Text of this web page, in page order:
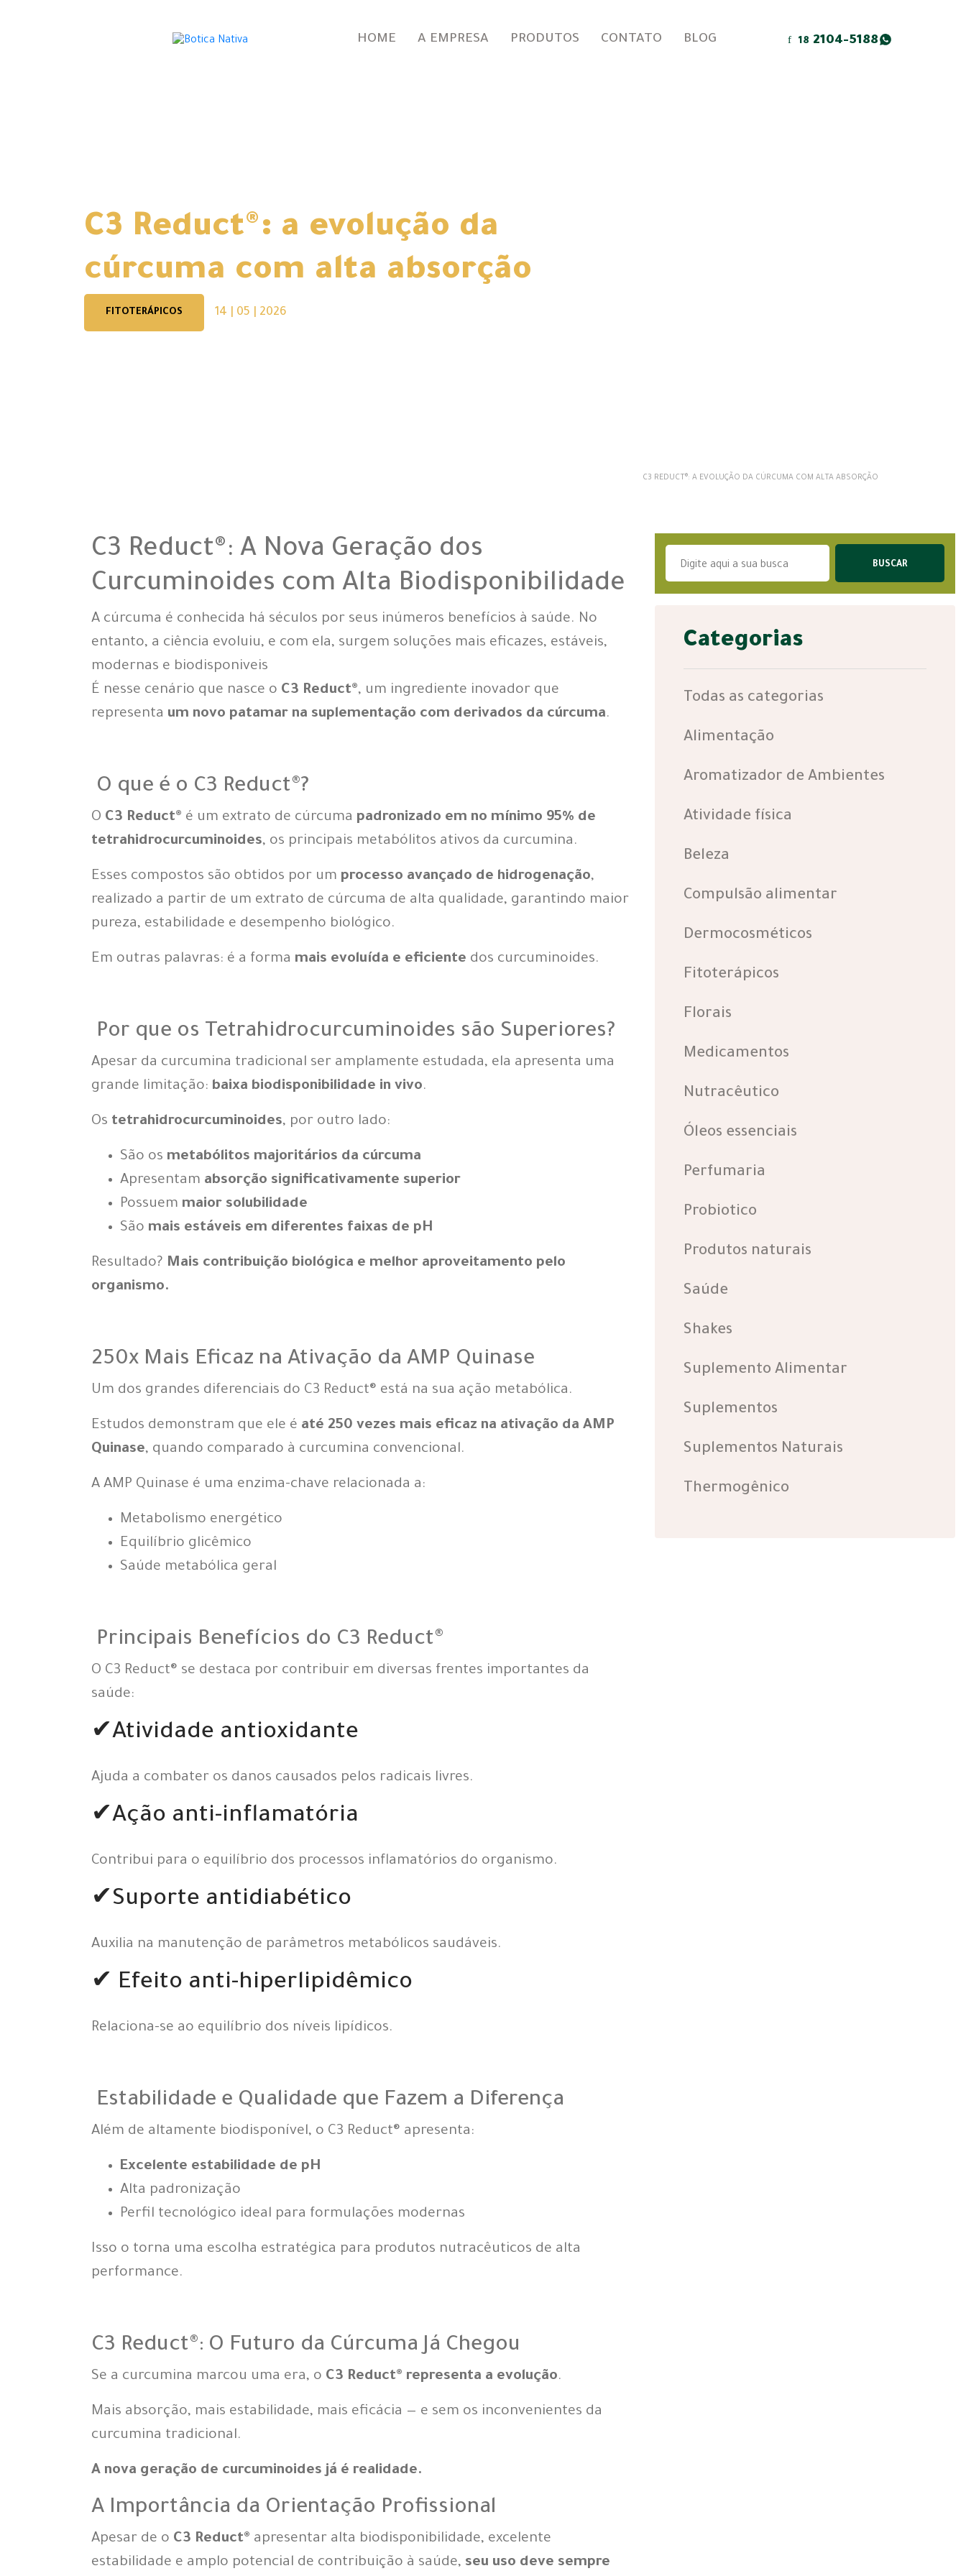
HOME A EMPRESA PRODUTOS CONTATO BLOG 18 2104-5188
C3 Reduct®: a evolução da
cúrcuma com alta absorção
FITOTERÁPICOS 14 | 05 | 2026
C3 REDUCT®: A EVOLUÇÃO DA CÚRCUMA COM ALTA ABSORÇÃO
C3 Reduct®: A Nova Geração dos
Curcuminoides com Alta Biodisponibilidade
A cúrcuma é conhecida há séculos por seus inúmeros benefícios à saúde. No
entanto, a ciência evoluiu, e com ela, surgem soluções mais eficazes, estáveis,
modernas e biodisponiveis
É nesse cenário que nasce o C3 Reduct®, um ingrediente inovador que
representa um novo patamar na suplementação com derivados da cúrcuma.
O que é o C3 Reduct®?
O C3 Reduct® é um extrato de cúrcuma padronizado em no mínimo 95% de
tetrahidrocurcuminoides, os principais metabólitos ativos da curcumina.
Esses compostos são obtidos por um processo avançado de hidrogenação,
realizado a partir de um extrato de cúrcuma de alta qualidade, garantindo maior
pureza, estabilidade e desempenho biológico.
Em outras palavras: é a forma mais evoluída e eficiente dos curcuminoides.
Por que os Tetrahidrocurcuminoides são Superiores?
Apesar da curcumina tradicional ser amplamente estudada, ela apresenta uma
grande limitação: baixa biodisponibilidade in vivo.
Os tetrahidrocurcuminoides, por outro lado:
São os metabólitos majoritários da cúrcuma
Apresentam absorção significativamente superior
Possuem maior solubilidade
São mais estáveis em diferentes faixas de pH
Resultado? Mais contribuição biológica e melhor aproveitamento pelo
organismo.
250x Mais Eficaz na Ativação da AMP Quinase
Um dos grandes diferenciais do C3 Reduct® está na sua ação metabólica.
Estudos demonstram que ele é até 250 vezes mais eficaz na ativação da AMP
Quinase, quando comparado à curcumina convencional.
A AMP Quinase é uma enzima-chave relacionada a:
Metabolismo energético
Equilíbrio glicêmico
Saúde metabólica geral
Principais Benefícios do C3 Reduct®
O C3 Reduct® se destaca por contribuir em diversas frentes importantes da
saúde:
✔Atividade antioxidante
Ajuda a combater os danos causados pelos radicais livres.
✔Ação anti-inflamatória
Contribui para o equilíbrio dos processos inflamatórios do organismo.
✔Suporte antidiabético
Auxilia na manutenção de parâmetros metabólicos saudáveis.
✔ Efeito anti-hiperlipidêmico
Relaciona-se ao equilíbrio dos níveis lipídicos.
Estabilidade e Qualidade que Fazem a Diferença
Além de altamente biodisponível, o C3 Reduct® apresenta:
Excelente estabilidade de pH
Alta padronização
Perfil tecnológico ideal para formulações modernas
Isso o torna uma escolha estratégica para produtos nutracêuticos de alta
performance.
C3 Reduct®: O Futuro da Cúrcuma Já Chegou
Se a curcumina marcou uma era, o C3 Reduct® representa a evolução.
Mais absorção, mais estabilidade, mais eficácia — e sem os inconvenientes da
curcumina tradicional.
A nova geração de curcuminoides já é realidade.
A Importância da Orientação Profissional
Apesar de o C3 Reduct® apresentar alta biodisponibilidade, excelente
estabilidade e amplo potencial de contribuição à saúde, seu uso deve sempre
Categorias
Todas as categorias
Alimentação
Aromatizador de Ambientes
Atividade física
Beleza
Compulsão alimentar
Dermocosméticos
Fitoterápicos
Florais
Medicamentos
Nutracêutico
Óleos essenciais
Perfumaria
Probiotico
Produtos naturais
Saúde
Shakes
Suplemento Alimentar
Suplementos
Suplementos Naturais
Thermogênico